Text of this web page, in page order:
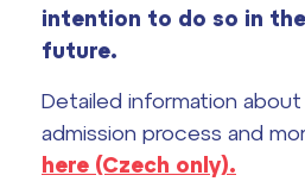
Harmonogram školního
Termíny maturit
intention to do so in
future.
Detailed information
admission process and
here (Czech only).